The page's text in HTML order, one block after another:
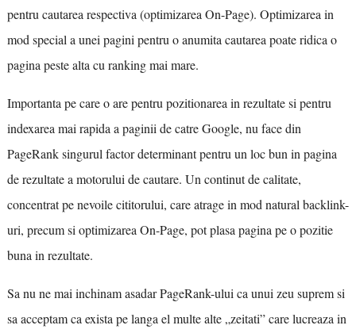
pentru cautarea respectiva (optimizarea On-Page). Optimizarea in
mod special a unei pagini pentru o anumita cautarea poate ridica o
pagina peste alta cu ranking mai mare.
Importanta pe care o are pentru pozitionarea in rezultate si pentru
indexarea mai rapida a paginii de catre Google, nu face din
PageRank singurul factor determinant pentru un loc bun in pagina
de rezultate a motorului de cautare. Un continut de calitate,
concentrat pe nevoile cititorului, care atrage in mod natural backlink-
uri, precum si optimizarea On-Page, pot plasa pagina pe o pozitie
buna in rezultate.
Sa nu ne mai inchinam asadar PageRank-ului ca unui zeu suprem si
sa acceptam ca exista pe langa el multe alte „zeitati” care lucreaza in